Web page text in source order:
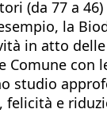
(da 77 a
la
in atto
con
studio
e